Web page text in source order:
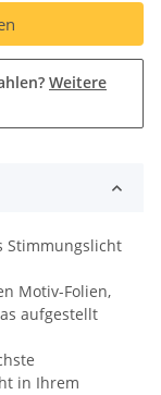
Weitere
Stimmungslicht
Motiv-Folien,
aufgestellt
in Ihrem